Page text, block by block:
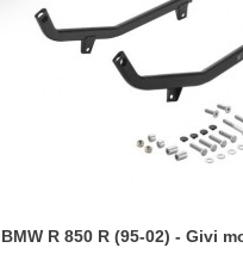
BMW R 850 R (95-02) - Givi